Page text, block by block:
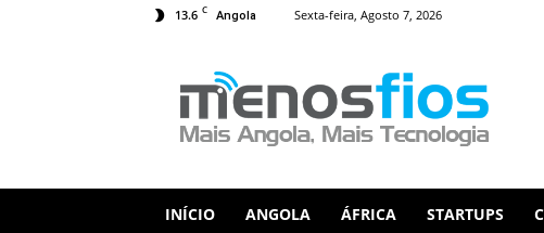
13.6 C Angola Sexta-feira, Agosto 7, 2026
Fios
INÍCIO ANGOLA ÁFRICA STARTUPS